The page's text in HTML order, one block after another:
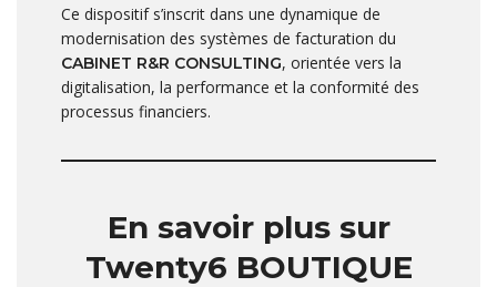
Ce dispositif s’inscrit dans une dynamique de
modernisation des systèmes de facturation du
CABINET R&R CONSULTING, orientée vers la
digitalisation, la performance et la conformité des
processus financiers.
En savoir plus sur
Twenty6 BOUTIQUE